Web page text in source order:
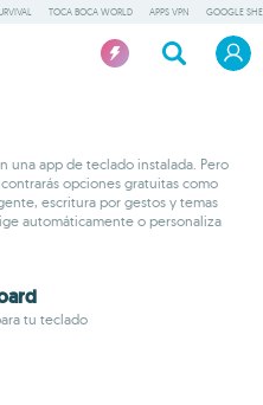
TOCA BOCA WORLD APPS VPN GOOGLE
una app de teclado instalada. Pero
opciones gratuitas como
escritura por gestos y temas
automáticamente o personaliza
tu teclado